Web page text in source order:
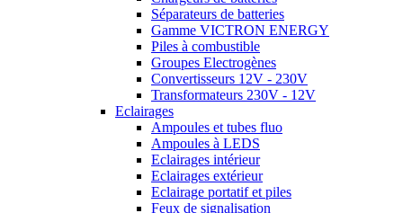
Séparateurs de batteries
Gamme VICTRON ENERGY
Piles à combustible
Groupes Electrogènes
Convertisseurs 12V - 230V
Transformateurs 230V - 12V
Eclairages
Ampoules et tubes fluo
Ampoules à LEDS
Eclairages intérieur
Eclairages extérieur
Eclairage portatif et piles
Feux de signalisation